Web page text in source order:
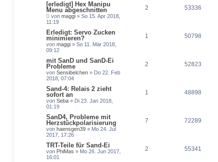
[erledigt] Hex Manipu
Menu abgeschnitten
von maggi » So 15. Apr 2018,
11:19
2 53336
Erledigt: Servo Zucken
minimieren?
von maggi » So 11. Mär 2018,
09:12
1 50798
mit SanD und SanD-Ei
Probleme
von Sensibelchen » Do 22. Feb
2018, 07:04
2 52823
Sand-4: Relais 2 zieht
sofort an
von Seba » Di 23. Jan 2018,
01:19
1 48898
SanD4, Probleme mit
Herzstückpolarisierung
von haensgen39 » Mo 24. Jul
2017, 17:26
7 72289
TRT-Teile für Sand-Ei
von PhiMas » Mo 26. Jun 2017,
16:01
2 55341